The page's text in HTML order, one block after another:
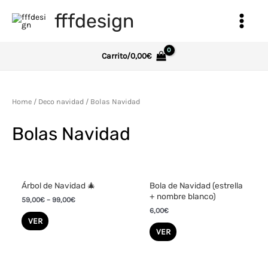
contenido
fffdesign
Main
Carrito/0,00€
Home / Deco navidad / Bolas Navidad
Bolas Navidad
Árbol de Navidad 🎄
59,00€ –99,00€
VER
Bola de Navidad (estrella
+ nombre blanco)
6,00€
VER